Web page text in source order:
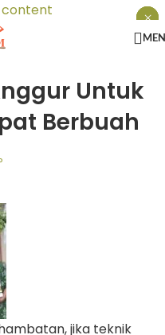
content
Untuk
Berbuah
jika teknik
×
×
×